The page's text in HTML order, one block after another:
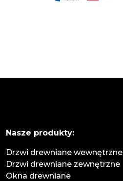
Nasze produkty:
Drzwi drewniane wewnętrzne
Drzwi drewniane zewnętrzne
Okna drewniane